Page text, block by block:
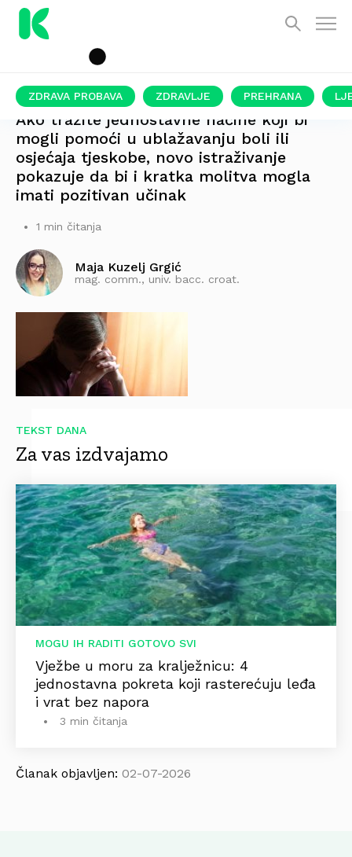
ZDRAVA PROBAVA ZDRAVLJE PREHRANA
Ako tražite jednostavne načine koji bi
mogli pomoći u ublažavanju boli ili
osjećaja tjeskobe, novo istraživanje
pokazuje da bi i kratka molitva mogla
imati pozitivan učinak
1 min čitanja
Maja Kuzelj Grgić
mag. comm., univ. bacc. croat.
TEKST DANA
Za vas izdvajamo
MOGU IH RADITI GOTOVO SVI
Vježbe u moru za kralježnicu: 4
jednostavna pokreta koji rasterećuju leđa
i vrat bez napora
3 min čitanja
Članak objavljen: 02-07-2026